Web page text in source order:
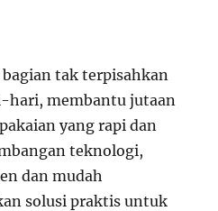
tak terpisahkan
hari, membantu jutaan
yang rapi dan
teknologi,
dan mudah
solusi praktis untuk